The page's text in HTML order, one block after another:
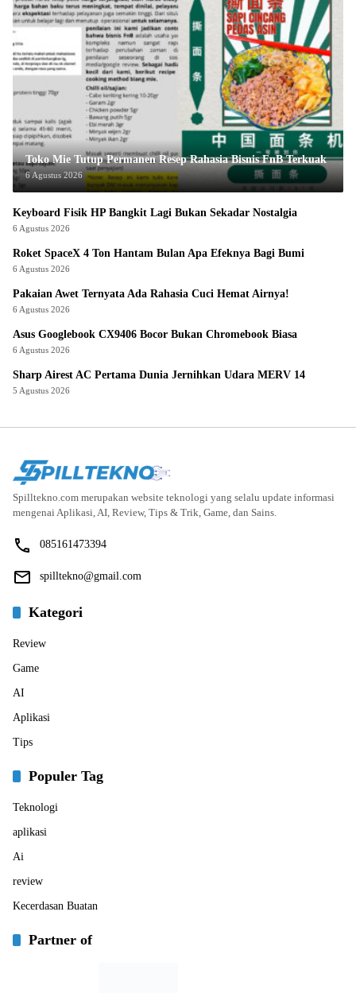
Toko Mie Tutup Permanen Resep Rahasia Bisnis FnB Terkuak
6 Agustus 2026
Keyboard Fisik HP Bangkit Lagi Bukan Sekadar Nostalgia
6 Agustus 2026
Roket SpaceX 4 Ton Hantam Bulan Apa Efeknya Bagi Bumi
6 Agustus 2026
Pakaian Awet Ternyata Ada Rahasia Cuci Hemat Airnya!
6 Agustus 2026
Asus Googlebook CX9406 Bocor Bukan Chromebook Biasa
6 Agustus 2026
Sharp Airest AC Pertama Dunia Jernihkan Udara MERV 14
5 Agustus 2026
Spilltekno.com merupakan website teknologi yang selalu update informasi
mengenai Aplikasi, AI, Review, Tips & Trik, Game, dan Sains.
085161473394
spilltekno@gmail.com
Kategori
Review
Game
AI
Aplikasi
Tips
Populer Tag
Teknologi
aplikasi
Ai
review
Kecerdasan Buatan
Partner of